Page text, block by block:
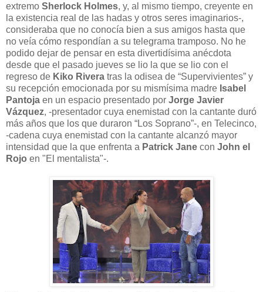
extremo Sherlock Holmes, y, al mismo tiempo, creyente en
la existencia real de las hadas y otros seres imaginarios-,
consideraba que no conocía bien a sus amigos hasta que
no veía cómo respondían a su telegrama tramposo. No he
podido dejar de pensar en esta divertidísima anécdota
desde que el pasado jueves se lio la que se lio con el
regreso de Kiko Rivera tras la odisea de “Supervivientes” y
su recepción emocionada por su mismísima madre Isabel
Pantoja en un espacio presentado por Jorge Javier
Vázquez, -presentador cuya enemistad con la cantante duró
más años que los que duraron “Los Soprano”-, en Telecinco,
-cadena cuya enemistad con la cantante alcanzó mayor
intensidad que la que enfrenta a Patrick Jane con John el
Rojo en "El mentalista"-.